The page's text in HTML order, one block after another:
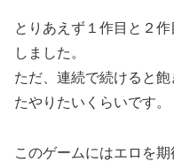
とりあえず１作目と２
しました。
ただ、連続で続けると
たやりたいくらいです。
このゲームにはエロを